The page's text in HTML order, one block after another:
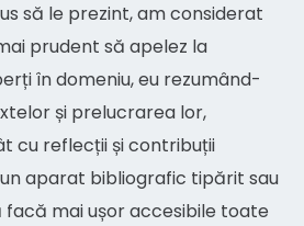
să le prezint, am considerat
prudent să apelez la
în domeniu, eu rezumând-
și prelucrarea lor,
cu reflecții și contribuții
aparat bibliografic tipărit sau
mai ușor accesibile toate